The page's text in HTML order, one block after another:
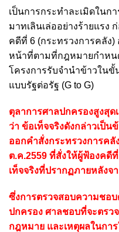
เป็นการกระทำละเมิดในก
มาทเลินเล่ออย่างร้ายแรง
คดีที่ 6 (กระทรวงการคลัง)
หน้าที่ตามที่กฎหมายกําหน
โครงการรับจำนำข้าวใน
แบบรัฐต่อรัฐ (G to G)
ตุลาการศาลปกครองสูงสุด
ว่า ข้อเท็จจริงดังกล่าวเป็น
ออกคำสั่งกระทรวงการคลั
ต.ค.2559 ที่สั่งให้ผู้ฟ้องคดี
เท็จจริงที่ปรากฏภายหลังจ
ซึ่งการตรวจสอบความชอ
ปกครอง ศาลชอบที่จะตรว
กฎหมาย และเหตุผลในกา